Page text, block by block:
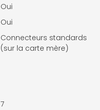
Oui
Oui
Connecteurs standards
(sur la carte mère)
7